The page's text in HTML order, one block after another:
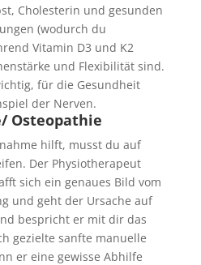
Cholesterin und gesunden
(wodurch du
Vitamin D3 und K2
und Flexibilität sind.
für die Gesundheit
der Nerven.
Osteopathie
hilft, musst du auf
Der Physiotherapeut
sich ein genaues Bild vom
und geht der Ursache auf
bespricht er mit dir das
gezielte sanfte manuelle
er eine gewisse Abhilfe